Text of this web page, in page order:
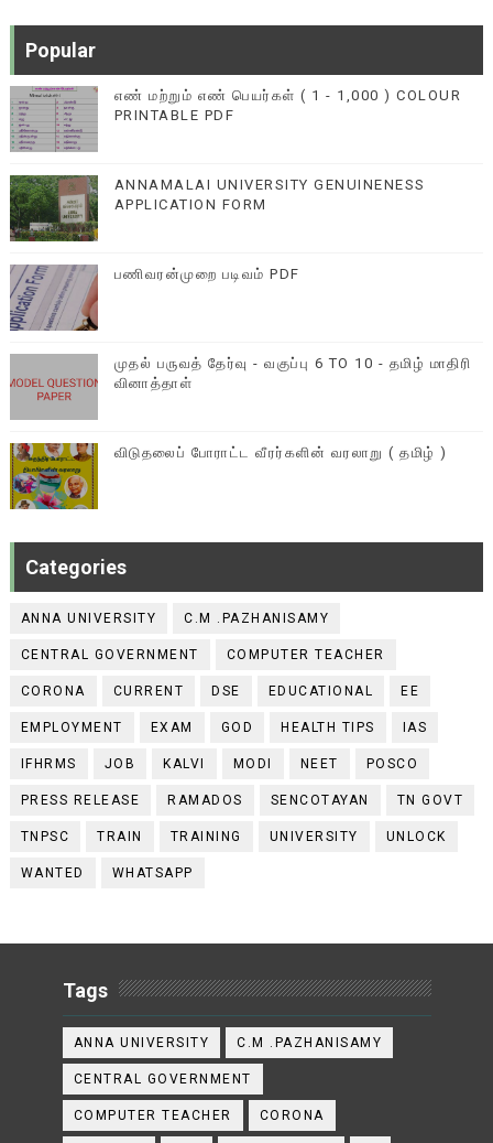
Popular
எண் மற்றும் எண் பெயர்கள் ( 1 - 1,000 ) COLOUR
PRINTABLE PDF
ANNAMALAI UNIVERSITY GENUINENESS
APPLICATION FORM
பணிவரன்முறை படிவம் PDF
முதல் பருவத் தேர்வு - வகுப்பு 6 TO 10 - தமிழ் மாதிரி
வினாத்தாள்
விடுதலைப் போராட்ட வீரர்களின் வரலாறு ( தமிழ் )
Categories
ANNA UNIVERSITY C.M .PAZHANISAMY
CENTRAL GOVERNMENT COMPUTER TEACHER
CORONA CURRENT DSE EDUCATIONAL EE
EMPLOYMENT EXAM GOD HEALTH TIPS IAS
IFHRMS JOB KALVI MODI NEET POSCO
PRESS RELEASE RAMADOS SENCOTAYAN TN GOVT
TNPSC TRAIN TRAINING UNIVERSITY UNLOCK
WANTED WHATSAPP
Tags
ANNA UNIVERSITY C.M .PAZHANISAMY
CENTRAL GOVERNMENT
COMPUTER TEACHER CORONA